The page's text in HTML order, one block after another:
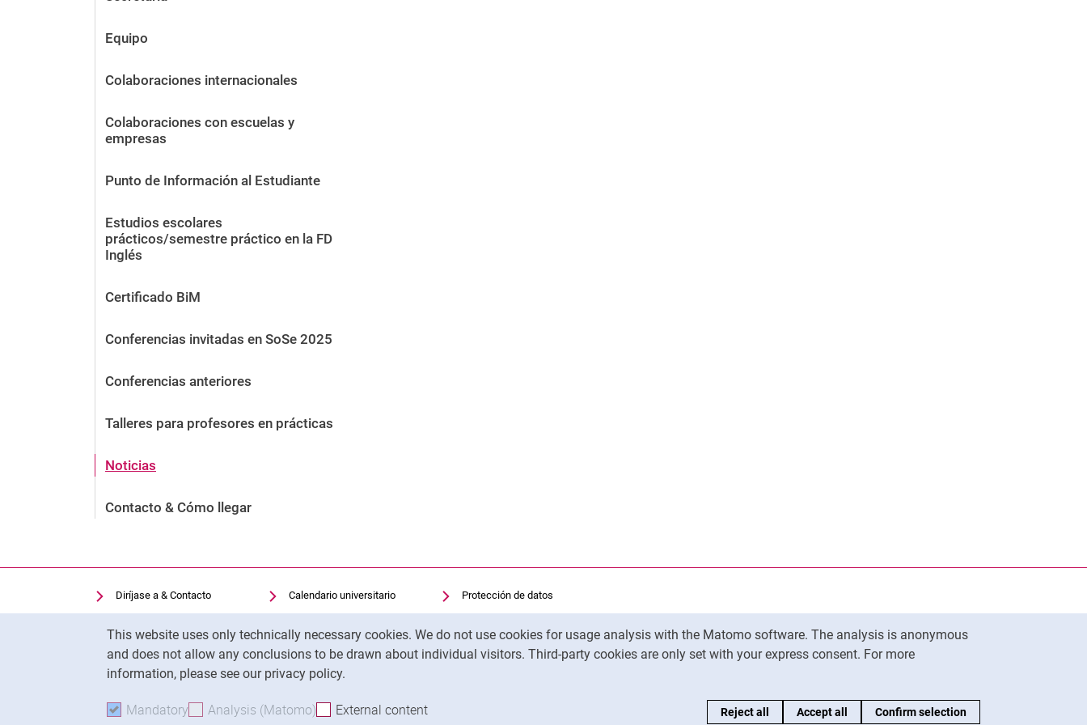
This website uses only technically necessary cookies. We do not use cookies for usage analysis with the Matomo software. The analysis is anonymous
and does not allow any conclusions to be drawn about individual visitors. Third-party cookies are only set with your express consent. For more
information, please see our privacy policy.
Mandatory Accept mandatory cookies
Analysis (Matomo) Accept analysis cookies
External content Reject all Accept all Confirm selection
Equipo
Colaboraciones internacionales
Colaboraciones con escuelas y
empresas
Punto de Información al Estudiante
Estudios escolares
prácticos/semestre práctico en la FD
Inglés
Certificado BiM
Conferencias invitadas en SoSe 2025
Conferencias anteriores
Talleres para profesores en prácticas
Noticias
Contacto & Cómo llegar
Diríjase a & Contacto
Facilidades de búsqueda
Vacantes
Cookie settings
Calendario universitario
Biblioteca universitaria
Moodle
Panopto
Protección de datos
Accesibilidad
Uso transparente de la IA
Pie de imprenta